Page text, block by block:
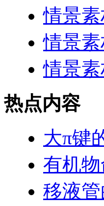
情景
情景
情景
热点内容
大π键
有机
移液